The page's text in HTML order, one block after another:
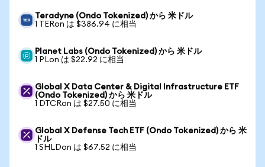
Teradyne (Ondo Tokenized) から 米ドル
1 TERon は $386.94 に相当
Planet Labs (Ondo Tokenized) から 米ドル
1 PLon は $22.92 に相当
Global X Data Center & Digital Infrastructure ETF
(Ondo Tokenized) から 米ドル
1 DTCRon は $27.50 に相当
Global X Defense Tech ETF (Ondo Tokenized) から 米
ドル
1 SHLDon は $67.52 に相当